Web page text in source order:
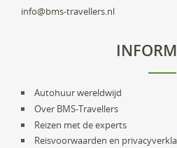
info@bms-travellers.nl
Autohuur wereldwijd
Over BMS-Travellers
Reizen met de experts
Reisvoorwaarden en